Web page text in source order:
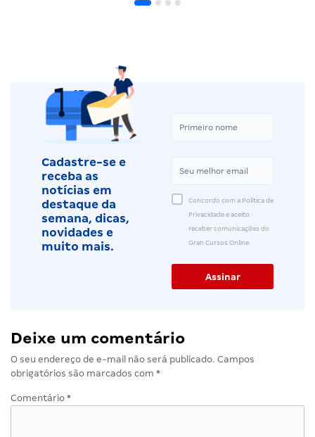
Cadastre-se e
receba as
notícias em
destaque da
semana, dicas,
novidades e
muito mais.
Concordo com a Política de
Privacidade e aceito
receber comunicações do
Gran Cursos Online.
Deixe um comentário
O seu endereço de e-mail não será publicado. Campos
obrigatórios são marcados com *
Comentário *